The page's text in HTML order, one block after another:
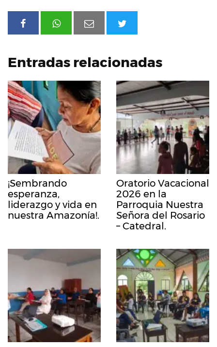
Entradas relacionadas
¡Sembrando
esperanza,
liderazgo y vida en
nuestra Amazonía!.
Oratorio Vacacional
2026 en la
Parroquia Nuestra
Señora del Rosario
– Catedral.